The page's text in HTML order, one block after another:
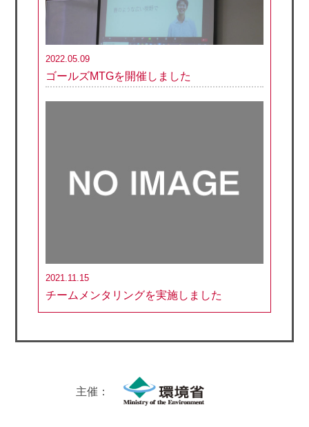
2022.05.09
ゴールズMTGを開催しました
2021.11.15
チームメンタリングを実施しました
主催：